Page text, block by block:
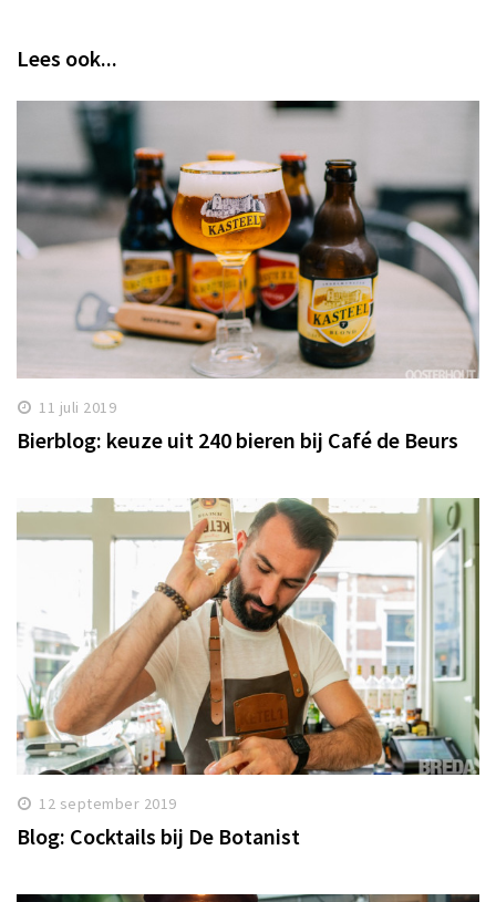
Lees ook...
11 juli 2019
Bierblog: keuze uit 240 bieren bij Café de Beurs
12 september 2019
Blog: Cocktails bij De Botanist